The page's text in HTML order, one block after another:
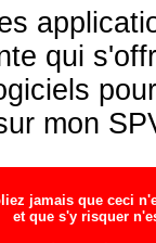
qui
mon
jamais que ceci
et que s'y risquer